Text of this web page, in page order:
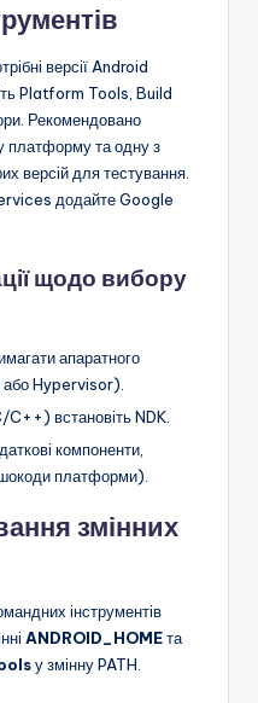
версії Android
Platform Tools, Build
Рекомендовано
платформу та одну з
версій для тестування.
додайте Google
щодо вибору
апаратного
Hypervisor).
встановіть NDK.
компоненти,
платформи).
змінних
інструментів
ANDROID_HOMEта
у змінну PATH.